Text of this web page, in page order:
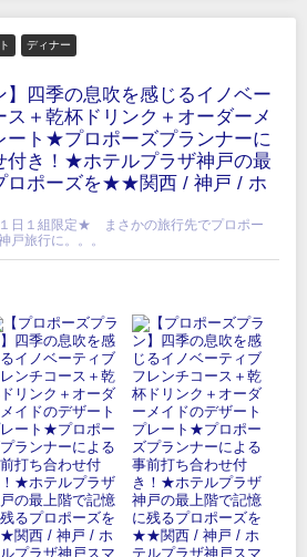
ディナー
】四季の息吹を感じるイノベー
＋乾杯ドリンク＋オーダーメ
ート★プロポーズプランナーに
付き！★ホテルプラザ神戸の最
ロポーズを★★関西 / 神戸 / ホ
日１組限定★ まさかの旅行先でプロポー
旅行に。。。